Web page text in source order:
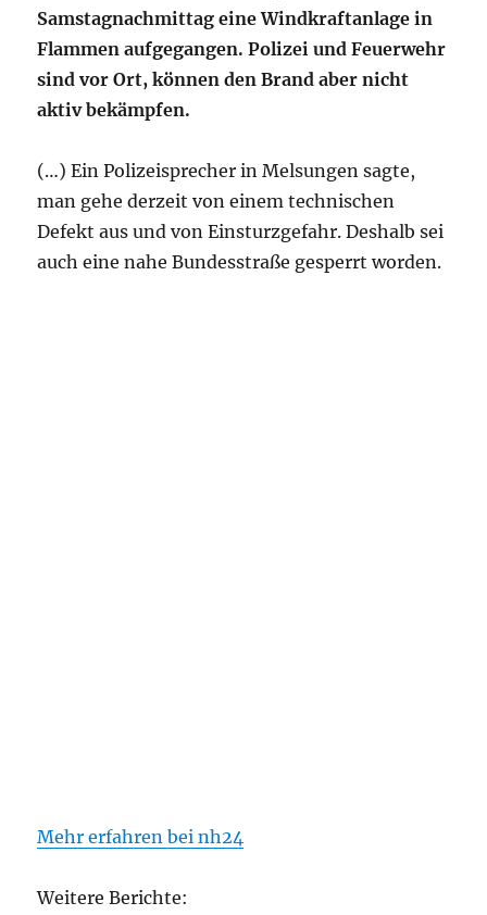
Samstagnachmittag eine Windkraftanlage in
Flammen aufgegangen. Polizei und Feuerwehr
sind vor Ort, können den Brand aber nicht
aktiv bekämpfen.
(…) Ein Polizeisprecher in Melsungen sagte,
man gehe derzeit von einem technischen
Defekt aus und von Einsturzgefahr. Deshalb sei
auch eine nahe Bundesstraße gesperrt worden.
Mehr erfahren bei nh24
Weitere Berichte: